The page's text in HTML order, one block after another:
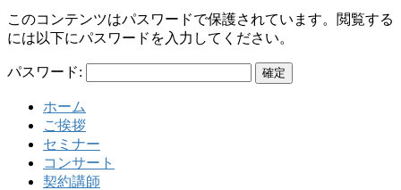
このコンテンツはパスワードで保護されています。閲覧する
には以下にパスワードを入力してください。
パスワード:
ホーム
ご挨拶
セミナー
コンサート
契約講師